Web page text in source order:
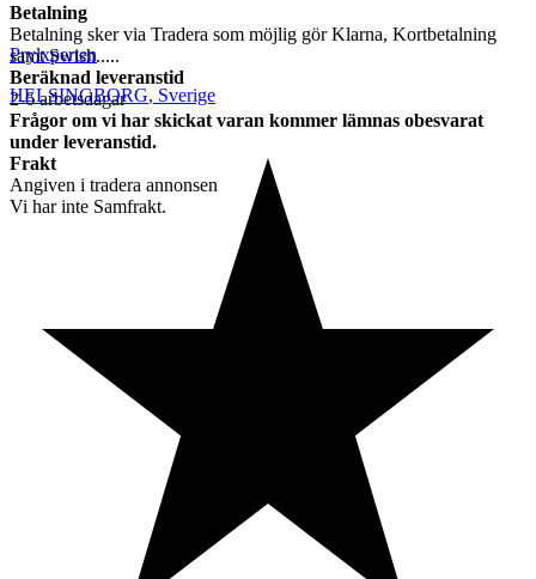
Betalning
Betalning sker via Tradera som möjlig gör Klarna, Kortbetalning
samt Swish.....
Beräknad leveranstid
2-6 arbetsdagar
Frågor om vi har skickat varan kommer lämnas obesvarat
under leveranstid.
Frakt
Angiven i tradera annonsen
Vi har inte Samfrakt.
Prylxperten
HELSINGBORG, Sverige